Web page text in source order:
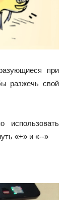
при
разжечь свой
использовать
«+» и «--»